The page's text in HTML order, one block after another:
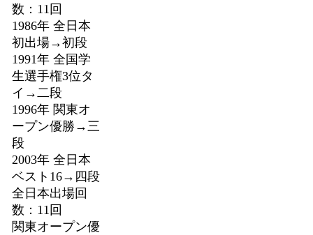
数：11回
1986年 全日本
初出場→初段
1991年 全国学
生選手権3位タ
イ→二段
1996年 関東オ
ープン優勝→三
段
2003年 全日本
ベスト16→四段
全日本出場回
数：11回
関東オープン優